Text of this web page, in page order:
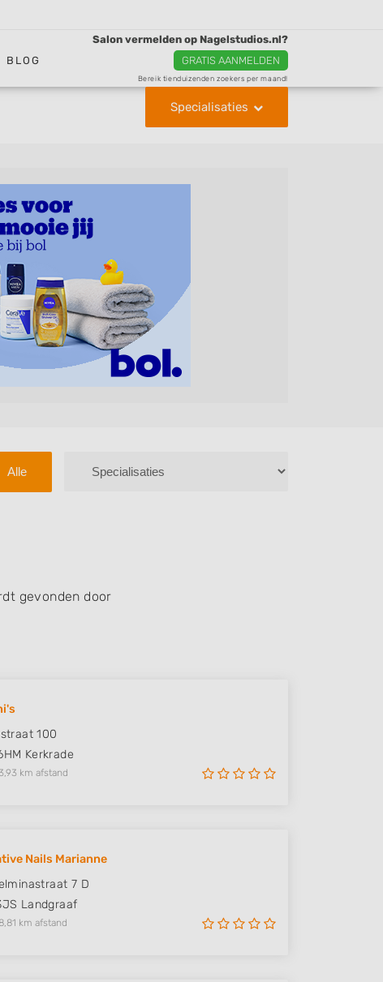
BLOG
Salon vermelden op Nagelstudios.nl?
GRATIS AANMELDEN
Bereik tienduizenden zoekers per maand!
Specialisaties
Alle
gevonden door
100
Kerkrade
km afstand
Nails Marianne
7 D
Landgraaf
km afstand